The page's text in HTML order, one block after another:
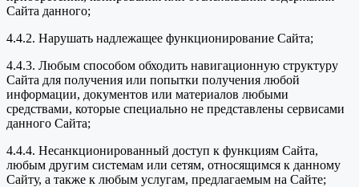
Сайта данного;
4.4.2. Нарушать надлежащее функционирование Сайта;
4.4.3. Любым способом обходить навигационную структуру
Сайта для получения или попытки получения любой
информации, документов или материалов любыми
средствами, которые специально не представлены сервисами
данного Сайта;
4.4.4. Несанкционированный доступ к функциям Сайта,
любым другим системам или сетям, относящимся к данному
Сайту, а также к любым услугам, предлагаемым на Сайте;